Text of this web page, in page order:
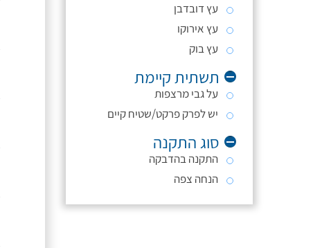
עץ דובדבן
עץ אירוקו
עץ בוק
תשתית קיימת
על גבי מרצפות
יש לפרק פרקט/שטיח קיים
סוג התקנה
התקנה בהדבקה
הנחה צפה